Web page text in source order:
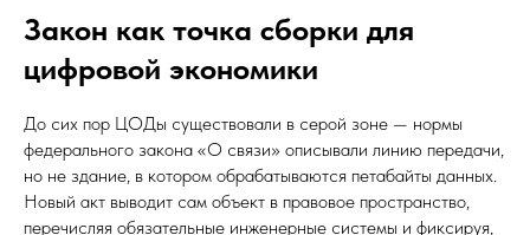
Закон как точка сборки для
цифровой экономики
До сих пор ЦОДы существовали в серой зоне — нормы
федерального закона «О связи» описывали линию передачи,
но не здание, в котором обрабатываются петабайты данных.
Новый акт выводит сам объект в правовое пространство,
перечисляя обязательные инженерные системы и фиксируя,